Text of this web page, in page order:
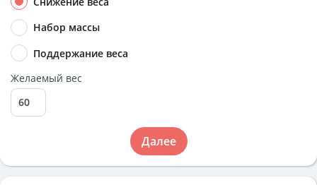
Набор массы
Поддержание веса
Желаемый вес
Далее